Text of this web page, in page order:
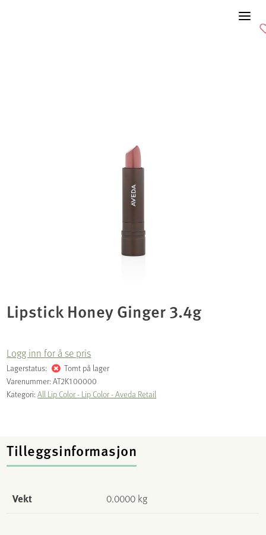
Lipstick Honey Ginger 3.4g
Logg inn for å se pris
Lagerstatus:
Tomt på lager
Varenummer:AT2K100000
Kategori:All Lip Color - Lip Color - Aveda Retail
Tilleggsinformasjon
Vekt 0.0000 kg